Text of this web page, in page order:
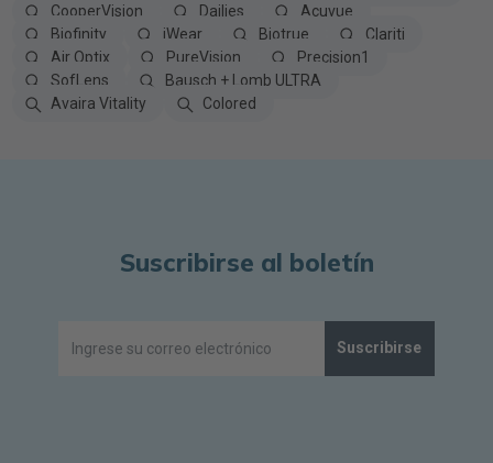
CooperVision
Dailies
Acuvue
Biofinity
iWear Biotrue
Clariti
Air Optix
PureVision
Precision1
SofLens
Bausch + Lomb ULTRA
Avaira Vitality
Colored
Suscribirse al boletín
Suscribirse